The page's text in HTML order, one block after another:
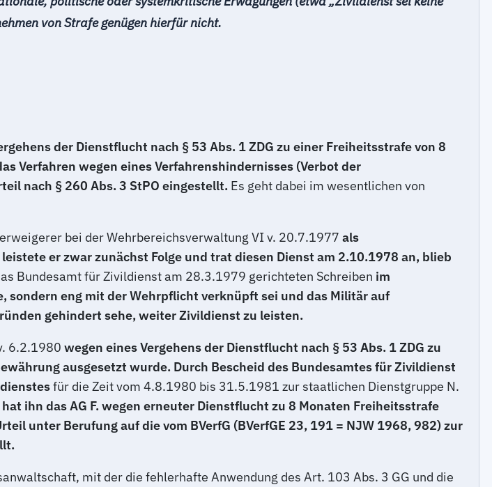
von Strafe genügen hierfür nicht.
der Dienstflucht nach § 53 Abs. 1 ZDG zu einer Freiheitsstrafe von 8
Verfahren wegen eines Verfahrenshindernisses (Verbot der
nach § 260 Abs. 3 StPO eingestellt. Es geht dabei im wesentlichen von
bei der Wehrbereichsverwaltung VI v. 20.7.1977 als
er zwar zunächst Folge und trat diesen Dienst am 2.10.1978 an, blieb
Bundesamt für Zivildienst am 28.3.1979 gerichteten Schreiben im
eng mit der Wehrpflicht verknüpft sei und das Militär auf
gehindert sehe, weiter Zivildienst zu leisten.
6.2.1980 wegen eines Vergehens der Dienstflucht nach § 53 Abs. 1 ZDG zu
ausgesetzt wurde. Durch Bescheid des Bundesamtes für Zivildienst
für die Zeit vom 4.8.1980 bis 31.5.1981 zur staatlichen Dienstgruppe N.
ihn das AG F. wegen erneuter Dienstflucht zu 8 Monaten Freiheitsstrafe
unter Berufung auf die vom BVerfG (BVerfGE 23, 191 = NJW 1968, 982) zur
mit der die fehlerhafte Anwendung des Art. 103 Abs. 3 GG und die